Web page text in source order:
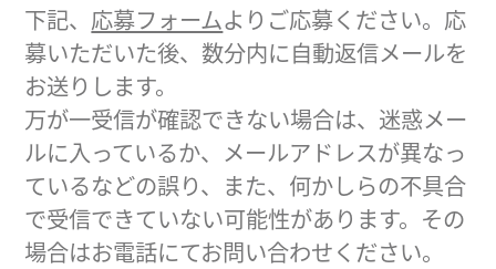
下記、 応募フォームよりご応募ください。応
募いただいた後、数分内に自動返信メールを
お送りします。
万が一受信が確認できない場合は、迷惑メー
ルに入っているか、メールアドレスが異なっ
ているなどの誤り、また、何かしらの不具合
で受信できていない可能性があります。その
場合はお電話にてお問い合わせください。